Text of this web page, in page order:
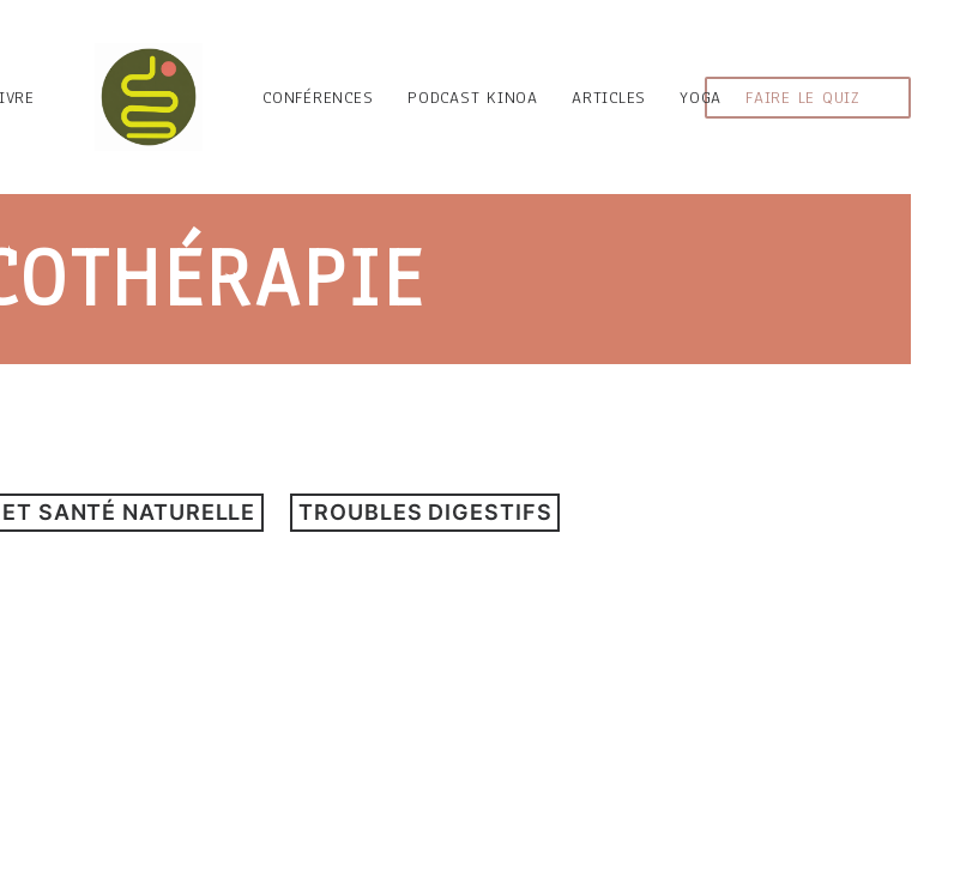
FAIRE LE QUIZ
CONFÉRENCES PODCAST KINOA ARTICLES YOGA
SANTÉ NATURELLE TROUBLES DIGESTIFS